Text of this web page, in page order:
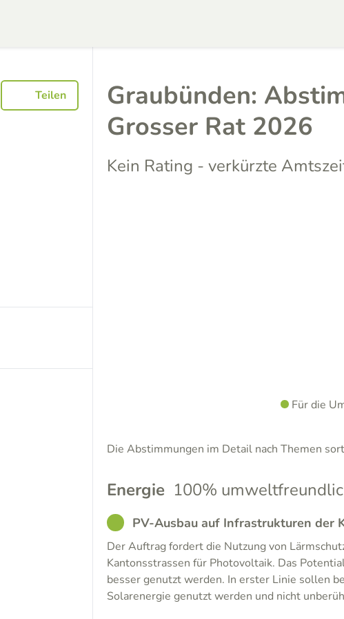
Teilen
Graubünden:
Grosser Rat 2026
Kein Rating - verkürzte
Für die
Die Abstimmungen im Detail nach Themen
Energie 100%
GOODPV-Ausbau auf Infrastrukturen der
Der Auftrag fordert die Nutzung von
Kantonsstrassen für Photovoltaik. Das
besser genutzt werden. In erster Linie sollen
Solarenergie genutzt werden und nicht